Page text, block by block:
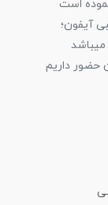
است
آیفون؛
حضور داریم